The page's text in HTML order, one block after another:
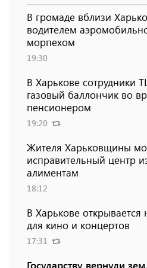
В громаде вблизи
водителем
морпехом
19:30
В Харькове сотрудники
газовый баллончик во
пенсионером
19:20
Жителя Харьковщины
исправительный центр
алиментам
18:12
В Харькове открывается
для кино и концертов
17:31
Государству вернули